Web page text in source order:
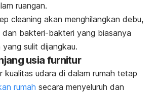
ruangan.
cleaning akan menghilangkan debu,
dan bakteri-bakteri yang biasanya
sulit dijangkau.
usia furnitur
kualitas udara di dalam rumah tetap
rumah secara menyeluruh dan